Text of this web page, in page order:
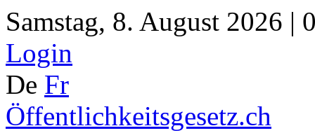
Samstag, 8. August 2026 |
Login
De Fr
Öffentlichkeitsgesetz.ch